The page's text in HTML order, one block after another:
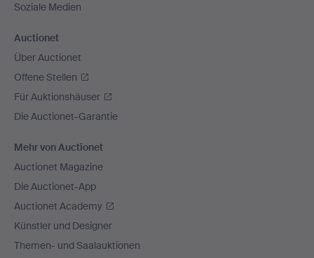
Soziale Medien
Auctionet
Über Auctionet
Offene Stellen
Für Auktionshäuser
Die Auctionet-Garantie
Mehr von Auctionet
Auctionet Magazine
Die Auctionet-App
Auctionet Academy
Künstler und Designer
Themen- und Saalauktionen